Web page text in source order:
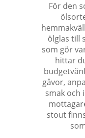
För den
ölglas till
som gör
hittar
gåvor,
smak och
stout